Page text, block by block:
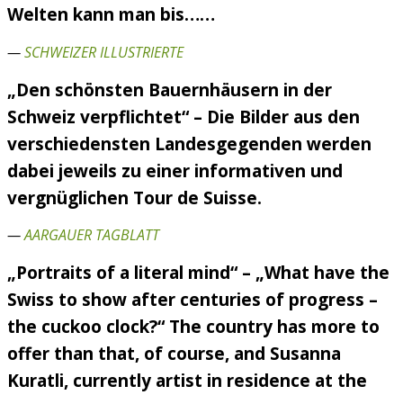
Welten kann man bis……
—SCHWEIZER ILLUSTRIERTE
„Den schönsten Bauernhäusern in der
Schweiz verpflichtet“ – Die Bilder aus den
verschiedensten Landesgegenden werden
dabei jeweils zu einer informativen und
vergnüglichen Tour de Suisse.
—AARGAUER TAGBLATT
„Portraits of a literal mind“ – „What have the
Swiss to show after centuries of progress –
the cuckoo clock?“ The country has more to
offer than that, of course, and Susanna
Kuratli, currently artist in residence at the